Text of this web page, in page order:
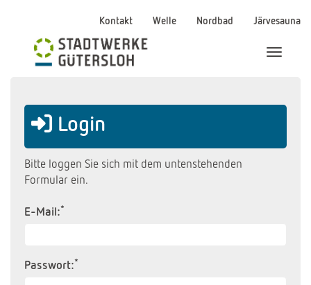
Kontakt Welle Nordbad Järvesauna
Menü
Login
Bitte loggen Sie sich mit dem untenstehenden
Formular ein.
E-Mail:*
Passwort:*